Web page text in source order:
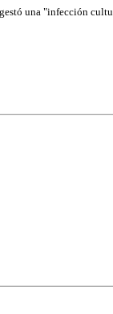
una "infección